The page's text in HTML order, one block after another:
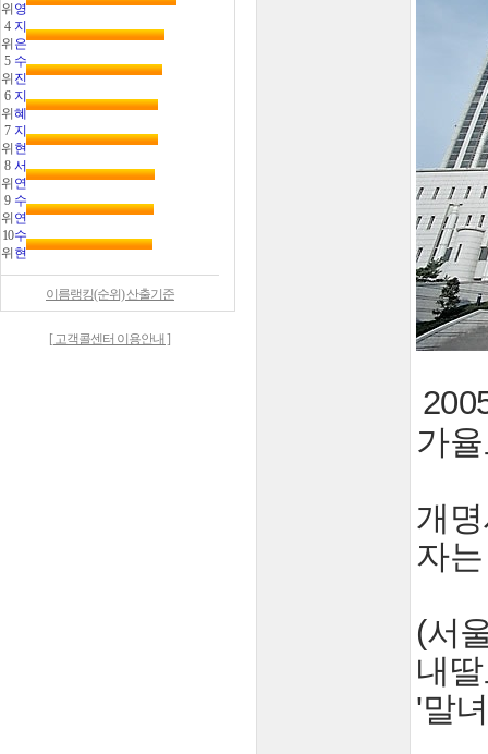
위 영
4
위
지
은
5
위
수
진
6
위
지
혜
7
위
지
현
8
위
서
연
9
위
수
연
10
위
수
현
이름랭킹(순위) 산출기준
[ 고객콜센터 이용안내 ]
가
개
자
(서
내
'말